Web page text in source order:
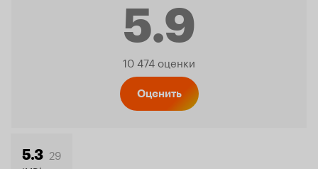
5.9
Рейтинг
10 474 оценки
Оценить
5.3 29